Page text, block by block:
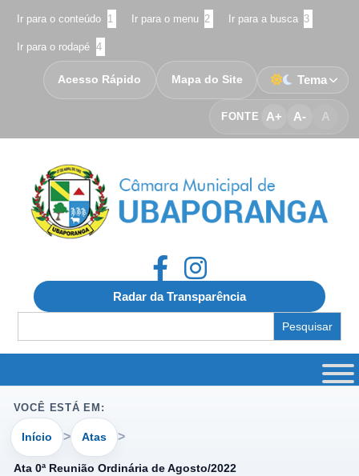
Ir para o conteúdo 1 Ir para o menu 2 Ir para a busca 3
Ir para o rodapé 4
FONTE A+ A- A
Acesso Rápido Mapa do Site Tema
Radar da Transparência
for:
VOCÊ ESTÁ EM:
Início Atas
Ata 0ª Reunião Ordinária de Agosto/2022